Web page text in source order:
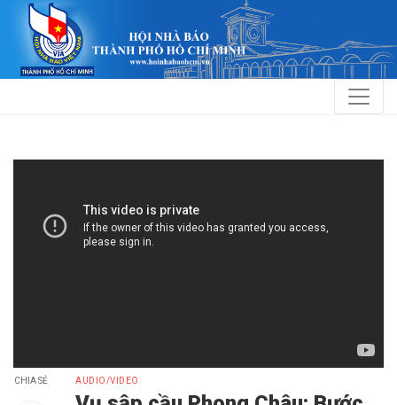
CHIA SẺ AUDIO/VIDEO